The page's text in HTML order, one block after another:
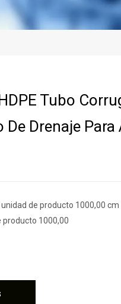
Tubo
De Drenaje Para
de producto 1000,00
producto 1000,00